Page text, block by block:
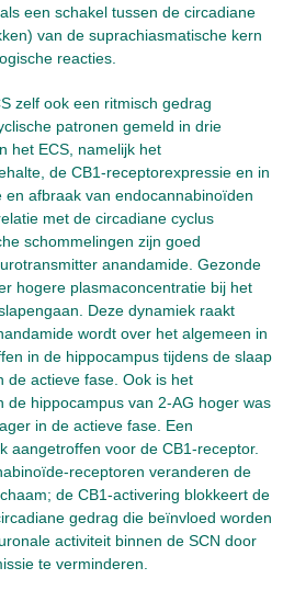
een schakel tussen de circadiane
van de suprachiasmatische kern
reacties.
zelf ook een ritmisch gedrag
patronen gemeld in drie
het ECS, namelijk het
de CB1-receptorexpressie en in
afbraak van endocannabinoïden
met de circadiane cyclus
schommelingen zijn goed
anandamide. Gezonde
hogere plasmaconcentratie bij het
Deze dynamiek raakt
wordt over het algemeen in
in de hippocampus tijdens de slaap
de actieve fase. Ook is het
de hippocampus van 2-AG hoger was
in de actieve fase. Een
aangetroffen voor de CB1-receptor.
receptoren veranderen de
de CB1-activering blokkeert de
gedrag die beïnvloed worden
activiteit binnen de SCN door
te verminderen.